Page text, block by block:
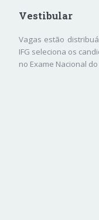
Vestibular
Vagas estão
IFG seleciona os
no Exame Nacional